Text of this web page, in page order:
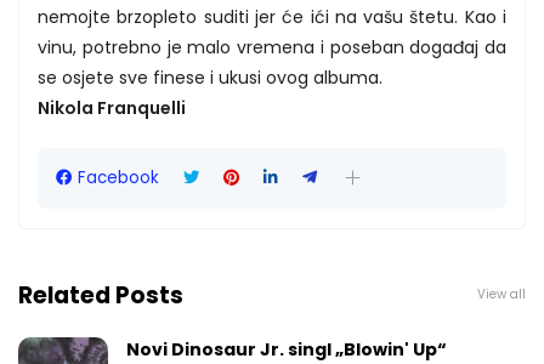
nemojte brzopleto suditi jer će ići na vašu štetu. Kao i
vinu, potrebno je malo vremena i poseban događaj da
se osjete sve finese i ukusi ovog albuma.
Nikola Franquelli
Facebook
Related Posts View all
Novi Dinosaur Jr. singl „Blowin' Up“